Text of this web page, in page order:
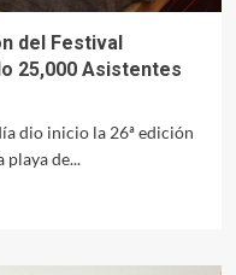
del Festival
25,000 Asistentes
dio inicio la 26ª edición
de...